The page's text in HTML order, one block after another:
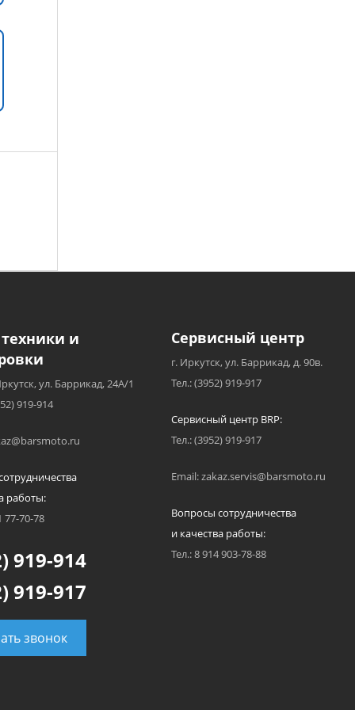
и
ул. Баррикад, 24А/1
919-914
работы:
77-70-78
919-914
919-917
звонок
Сервисный центр
г. Иркутск, ул. Баррикад, д. 90в.
Тел.: (3952) 919-917
Сервисный центр BRP:
Тел.: (3952) 919-917
Email: zakaz.servis@barsmoto.ru
Вопросы сотрудничества
и качества работы:
Тел.: 8 914 903-78-88